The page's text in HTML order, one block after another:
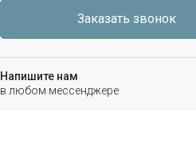
Заказать звонок
Напишите нам
в любом мессенджере